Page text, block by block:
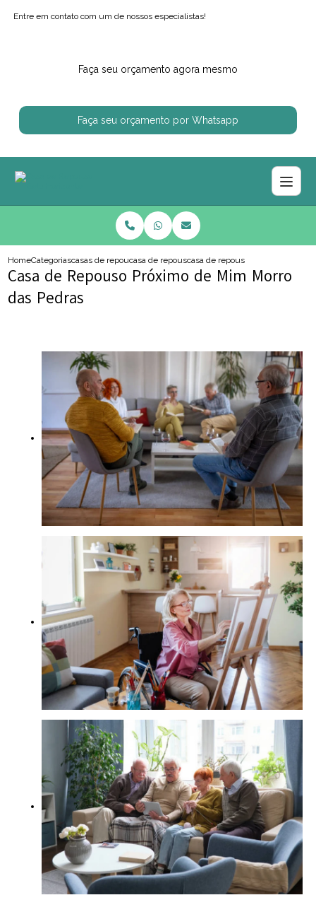
Entre em contato com um de nossos especialistas!
Faça seu orçamento agora mesmo
Faça seu orçamento por Whatsapp
HomeCategoriascasas de repousocasa de repouso regiao centro sul
casa de repouso proximo de mim
Casa de Repouso Próximo de Mim Morro
das Pedras